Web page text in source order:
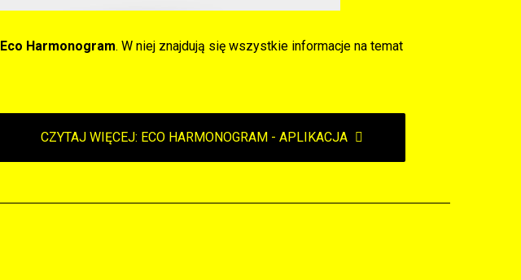
Eco Harmonogram. W niej znajdują się wszystkie informacje na temat
CZYTAJ WIĘCEJ: ECO HARMONOGRAM - APLIKACJA